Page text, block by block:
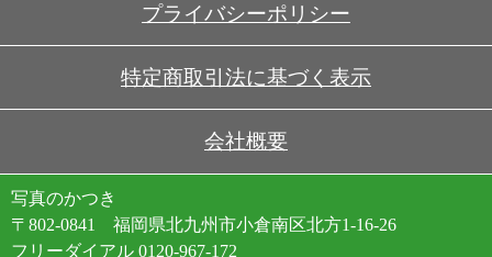
プライバシーポリシー
特定商取引法に基づく表示
会社概要
写真のかつき
〒802-0841 福岡県北九州市小倉南区北方1-16-26
フリーダイアル 0120-967-172